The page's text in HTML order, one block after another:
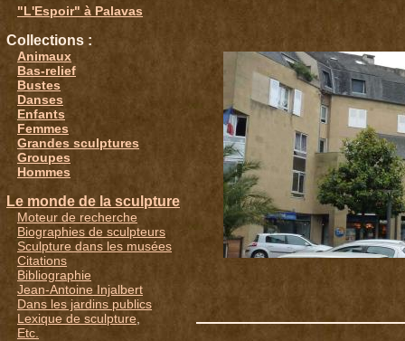
"L'Espoir" à Palavas
Collections :
Animaux
Bas-relief
Bustes
Danses
Enfants
Femmes
Grandes sculptures
Groupes
Hommes
Le monde de la sculpture
Moteur de recherche
Biographies de sculpteurs
Sculpture dans les musées
Citations
Bibliographie
Jean-Antoine Injalbert
Dans les jardins publics
Lexique de sculpture
Etc.